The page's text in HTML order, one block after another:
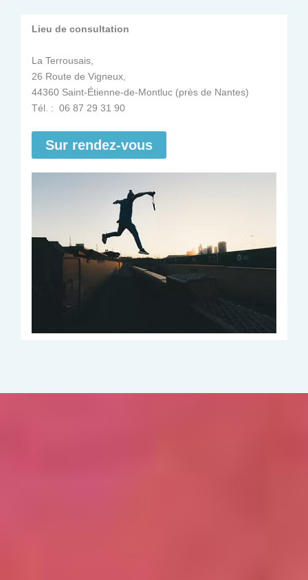
Lieu de consultation
La Terrousais,
26 Route de Vigneux,
44360 Saint-Étienne-de-Montluc (près de Nantes)
Tél. : 06 87 29 31 90
Sur rendez-vous